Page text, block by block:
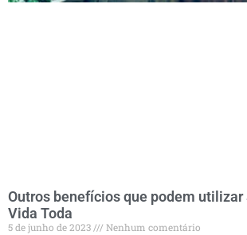
Outros benefícios que podem utilizar
Vida Toda
5 de junho de 2023
Nenhum comentário